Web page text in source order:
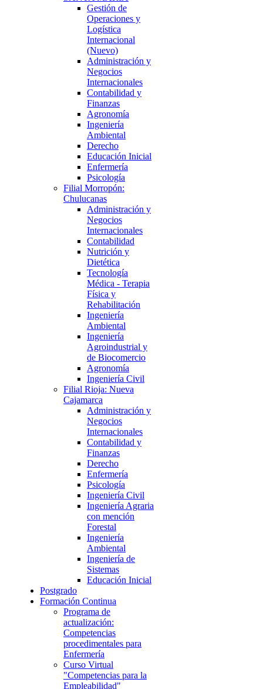
Gestión de
Operaciones y
Logística
Internacional
(Nuevo)
Administración y
Negocios
Internacionales
Contabilidad y
Finanzas
Agronomía
Ingeniería
Ambiental
Derecho
Educación Inicial
Enfermería
Psicología
Filial Morropón:
Chulucanas
Administración y
Negocios
Internacionales
Contabilidad
Nutrición y
Dietética
Tecnología
Médica - Terapia
Física y
Rehabilitación
Ingeniería
Ambiental
Ingeniería
Agroindustrial y
de Biocomercio
Agronomía
Ingeniería Civil
Filial Rioja: Nueva
Cajamarca
Administración y
Negocios
Internacionales
Contabilidad y
Finanzas
Derecho
Enfermería
Psicología
Ingeniería Civil
Ingeniería Agraria
con mención
Forestal
Ingeniería
Ambiental
Ingeniería de
Sistemas
Educación Inicial
Postgrado
Formación Continua
Programa de
actualización:
Competencias
procedimentales para
Enfermería
Curso Virtual
"Competencias para la
Empleabilidad"